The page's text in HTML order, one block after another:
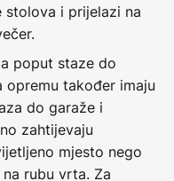
stolova i prijelazi na
poput staze do
također imaju
do garaže i
zahtijevaju
mjesto nego
rubu vrta. Za